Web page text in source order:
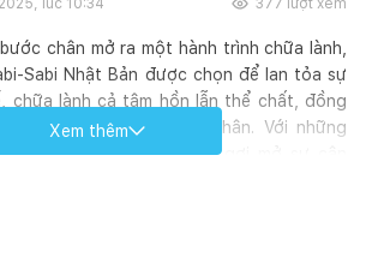
lúc 10:34 377 lượt xem
chân mở ra một hành trình chữa lành,
Sabi Nhật Bản được chọn để lan tỏa sự
chữa lành cả tâm hồn lẫn thể chất, đồng
sóc và yêu chiều bản thân. Với những
trong từng chi tiết, gợi mở sự cân
Xem thêm